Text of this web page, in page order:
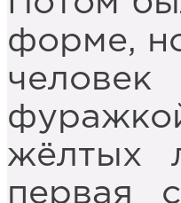
форме,
жёлтых
первая